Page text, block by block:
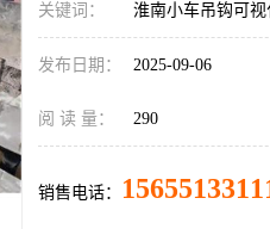
关键词： 淮南小车吊钩可视
发布日期： 2025-09-06
阅 读 量： 290
销售电话：